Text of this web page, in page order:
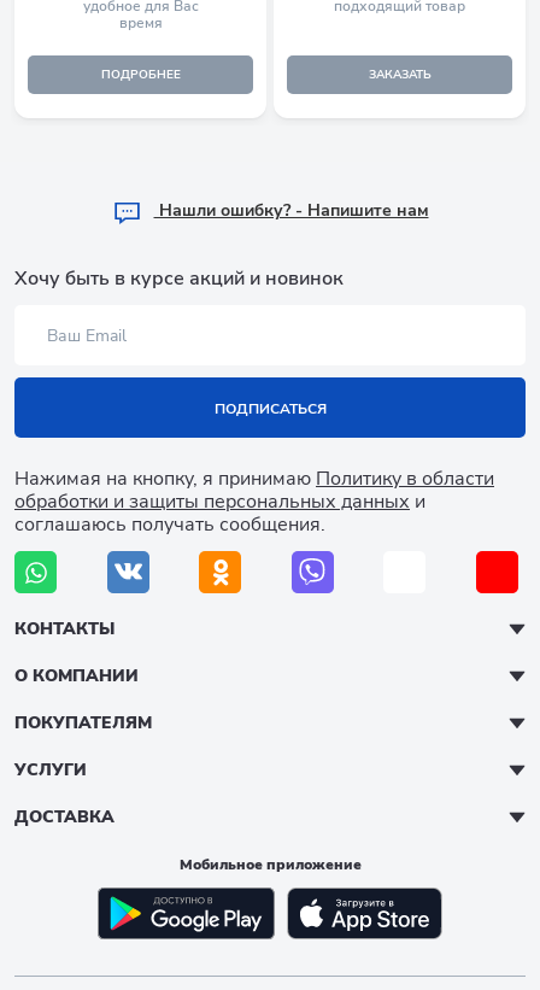
удобное для Вас
время
ПОДРОБНЕЕ
подходящий товар
ЗАКАЗАТЬ
Hашли ошибку? - Напишите нам
Хочу быть в курсе акций и новинок
ПОДПИСАТЬСЯ
Нажимая на кнопку, я принимаю Политику в области
обработки и защиты персональных данных и
соглашаюсь получать сообщения.
КОНТАКТЫ
О КОМПАНИИ
ПОКУПАТЕЛЯМ
УСЛУГИ
ДОСТАВКА
Мобильное приложение